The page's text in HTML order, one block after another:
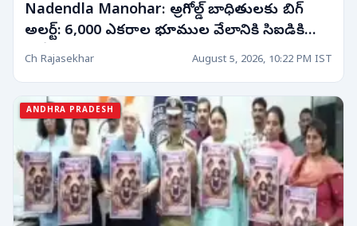
Nadendla Manohar: అగ్రిగోల్డ్ బాధితులకు బిగ్
అలర్ట్: 6,000 ఎకరాల భూముల వేలానికి సిఐడికి
ఆదేశాలు!
Ch Rajasekhar August 5, 2026, 10:22 PM IST
ANDHRA PRADESH